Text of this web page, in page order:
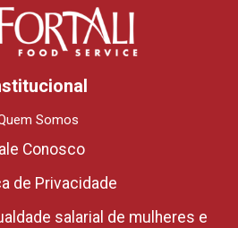
Somos
Conosco
de Privacidade
salarial de mulheres e